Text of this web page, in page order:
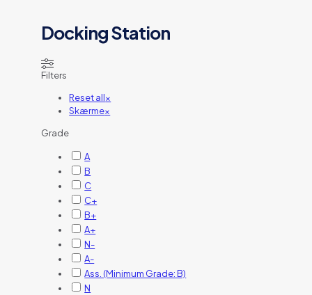
Docking Station
Filters
Reset all×
Skærme×
Grade
A
B
C
C+
B+
A+
N-
A-
Ass. (Minimum Grade: B)
N